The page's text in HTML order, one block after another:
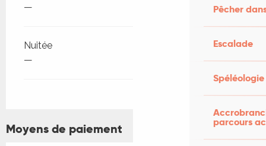
Pêcher
Escalade
Spéléologie
parcours
—
Nuitée
—
Moyens de paiement